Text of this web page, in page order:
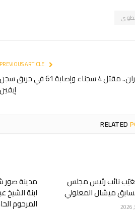
إيران.. مقتل 4 سجناء وإصابة 61 في حريق سجن
إيفين
RELATED
نائب رئيس مجلس
ميشال المعلولي
مدينة صور
ابنة الشيخ
المرحوم